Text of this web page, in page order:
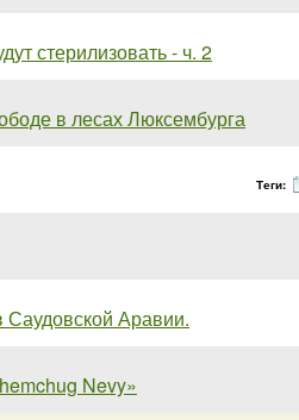
стерилизовать - ч. 2
в лесах Люксембурга
Теги:
Саудовской Аравии.
Nevy»